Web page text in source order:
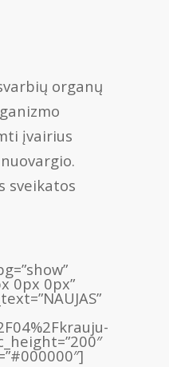
organų
įvairius
sveikatos
0px 0px”